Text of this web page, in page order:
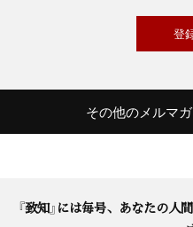
その他のメルマ
『致知』には毎号、あなたの